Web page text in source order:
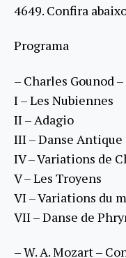
4649. Confira
Programa
– Charles Gounod
I – Les Nubiennes
II – Adagio
III – Danse Antique
IV – Variations de
V – Les Troyens
VI – Variations du
VII – Danse de
– W. A. Mozart –